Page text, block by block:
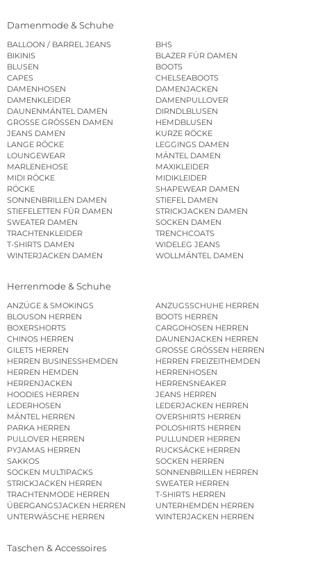
Damenmode & Schuhe
BALLOON / BARREL JEANS
BHS
BIKINIS
BLAZER FÜR DAMEN
BLUSEN
BOOTS
CAPES
CHELSEABOOTS
DAMENHOSEN
DAMENJACKEN
DAMENKLEIDER
DAMENPULLOVER
DAUNENMÄNTEL DAMEN
DIRNDLBLUSEN
GROSSE GRÖSSEN DAMEN
HEMDBLUSEN
JEANS DAMEN
KURZE RÖCKE
LANGE RÖCKE
LEGGINGS DAMEN
LOUNGEWEAR
MÄNTEL DAMEN
MARLENEHOSE
MAXIKLEIDER
MIDI RÖCKE
MIDIKLEIDER
RÖCKE
SHAPEWEAR DAMEN
SONNENBRILLEN DAMEN
STIEFEL DAMEN
STIEFELETTEN FÜR DAMEN
STRICKJACKEN DAMEN
SWEATER DAMEN
SOCKEN DAMEN
TRACHTENKLEIDER
TRENCHCOATS
T-SHIRTS DAMEN
WIDELEG JEANS
WINTERJACKEN DAMEN
WOLLMÄNTEL DAMEN
Herrenmode & Schuhe
ANZÜGE & SMOKINGS
ANZUGSSCHUHE HERREN
BLOUSON HERREN
BOOTS HERREN
BOXERSHORTS
CARGOHOSEN HERREN
CHINOS HERREN
DAUNENJACKEN HERREN
GILETS HERREN
GROSSE GRÖSSEN HERREN
HERREN BUSINESSHEMDEN
HERREN FREIZEITHEMDEN
HERREN HEMDEN
HERRENHOSEN
HERRENJACKEN
HERRENSNEAKER
HOODIES HERREN
JEANS HERREN
LEDERHOSEN
LEDERJACKEN HERREN
MÄNTEL HERREN
OVERSHIRTS HERREN
PARKA HERREN
POLOSHIRTS HERREN
PULLOVER HERREN
PULLUNDER HERREN
PYJAMAS HERREN
RUCKSÄCKE HERREN
SAKKOS
SOCKEN HERREN
SOCKEN MULTIPACKS
SONNENBRILLEN HERREN
STRICKJACKEN HERREN
SWEATER HERREN
TRACHTENMODE HERREN
T-SHIRTS HERREN
ÜBERGANGSJACKEN HERREN
UNTERHEMDEN HERREN
UNTERWÄSCHE HERREN
WINTERJACKEN HERREN
Taschen & Accessoires